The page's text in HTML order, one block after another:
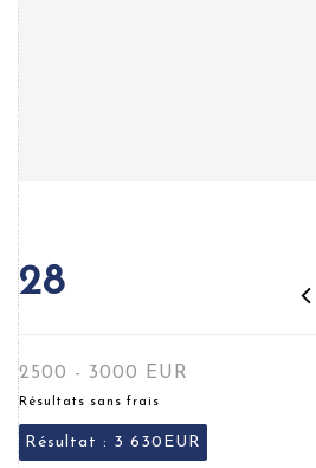
28
2500 - 3000 EUR
Résultats sans frais
Résultat : 3 630EUR